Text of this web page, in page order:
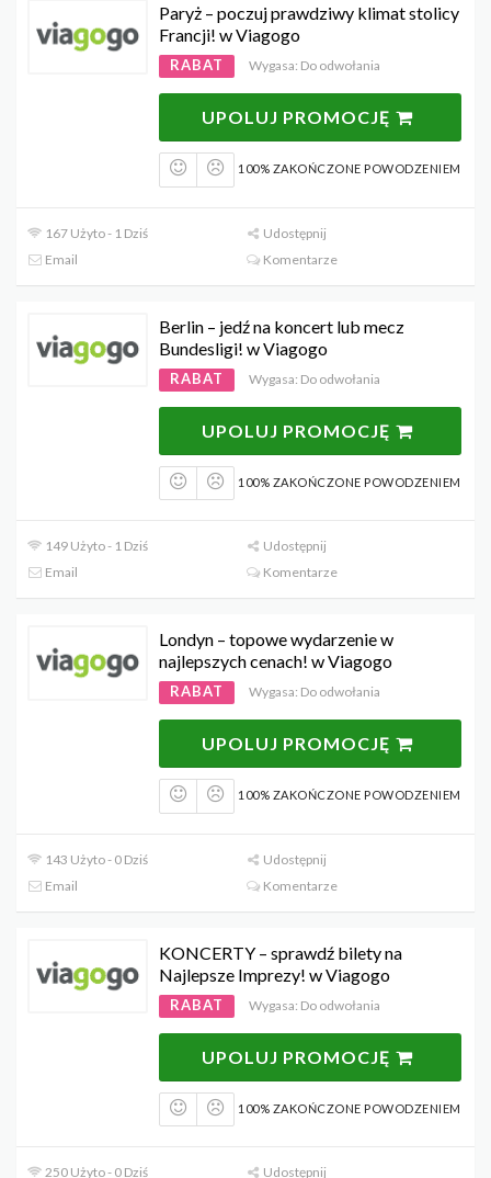
Paryż – poczuj prawdziwy klimat stolicy
Francji! w Viagogo
RABAT Wygasa: Do odwołania
UPOLUJ PROMOCJĘ
100% ZAKOŃCZONE POWODZENIEM
167 Użyto - 1 Dziś
Udostępnij
Email
Komentarze
Berlin – jedź na koncert lub mecz
Bundesligi! w Viagogo
RABAT Wygasa: Do odwołania
UPOLUJ PROMOCJĘ
100% ZAKOŃCZONE POWODZENIEM
149 Użyto - 1 Dziś
Udostępnij
Email
Komentarze
Londyn – topowe wydarzenie w
najlepszych cenach! w Viagogo
RABAT Wygasa: Do odwołania
UPOLUJ PROMOCJĘ
100% ZAKOŃCZONE POWODZENIEM
143 Użyto - 0 Dziś
Udostępnij
Email
Komentarze
KONCERTY – sprawdź bilety na
Najlepsze Imprezy! w Viagogo
RABAT Wygasa: Do odwołania
UPOLUJ PROMOCJĘ
100% ZAKOŃCZONE POWODZENIEM
250 Użyto - 0 Dziś Udostępnij